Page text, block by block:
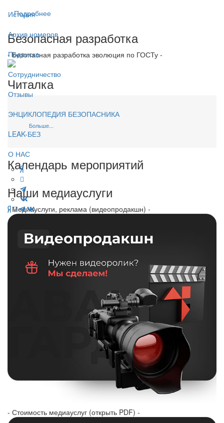
История
Архив номеров
Подписка
Сотрудничество
Отзывы
ЭНЦИКЛОПЕДИЯ БЕЗОПАСНИКА
LEAK-БЕЗ
О НАС
Подробнее
Безопасная разработка
- Безопасная разработка эволюция по ГОСТу -
Читалка
Больше...
Календарь мероприятий
Наши медиауслуги
- Медиауслуги, реклама (видеопродакшн) -
- Стоимость медиауслуг (открыть PDF) -